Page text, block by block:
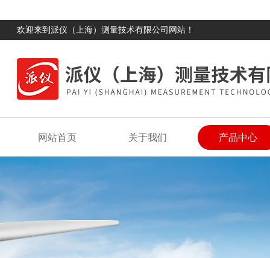
欢迎来到派仪（上海）测量技术有限公司网站！
网站首页 关于我们 产品中心